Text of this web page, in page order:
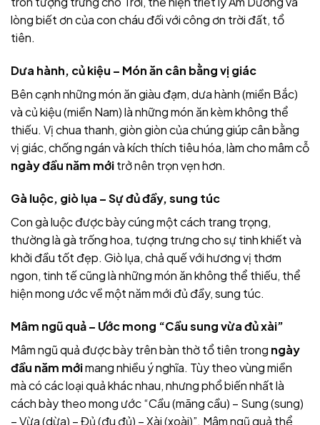
lòng biết ơn của con cháu đối với công ơn trời đất, tổ
tiên.
Dưa hành, củ kiệu – Món ăn cân bằng vị giác
Bên cạnh những món ăn giàu đạm, dưa hành (miền Bắc)
và củ kiệu (miền Nam) là những món ăn kèm không thể
thiếu. Vị chua thanh, giòn giòn của chúng giúp cân bằng
vị giác, chống ngán và kích thích tiêu hóa, làm cho mâm cỗ
ngày đầu năm mớitrở nên trọn vẹn hơn.
Gà luộc, giò lụa – Sự đủ đầy, sung túc
Con gà luộc được bày cúng một cách trang trọng,
thường là gà trống hoa, tượng trưng cho sự tinh khiết và
khởi đầu tốt đẹp. Giò lụa, chả quế với hương vị thơm
ngon, tinh tế cũng là những món ăn không thể thiếu, thể
hiện mong ước về một năm mới đủ đầy, sung túc.
Mâm ngũ quả – Ước mong “Cầu sung vừa đủ xài”
Mâm ngũ quả được bày trên bàn thờ tổ tiên trong ngày
đầu năm mớimang nhiều ý nghĩa. Tùy theo vùng miền
mà có các loại quả khác nhau, nhưng phổ biến nhất là
cách bày theo mong ước “Cầu (mãng cầu) – Sung (sung)
– Vừa (dừa) – Đủ (đu đủ) – Xài (xoài)”. Mâm ngũ quả thể